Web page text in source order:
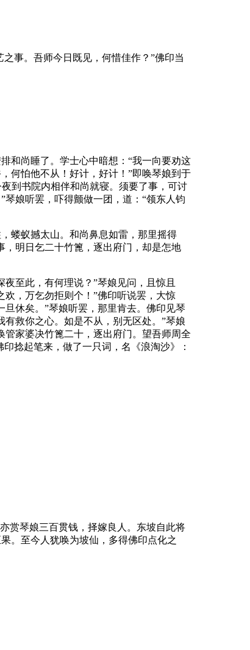
事。吾师今日既见，何惜佳作？”佛印当
和尚睡了。学士心中暗想：“我一向要劝这
何怕他不从！好计，好计！”即唤琴娘到于
到书院内相伴和尚就寝。须要了事，可讨
娘听罢，吓得颤做一团，道：“领东人钧
蝼蚁撼太山。和尚鼻息如雷，那里摇得
明日乞二十竹篦，逐出府门，却是怎地
至此，有何理说？”琴娘见问，且惊且
，万乞勿拒则个！”佛印听说罢，大惊
休矣。”琴娘听罢，那里肯去。佛印见琴
救你之心。如是不从，别无区处。”琴娘
家婆决竹篦二十，逐出府门。望吾师周全
捻起笔来，做了一只词，名《浪淘沙》：
赏琴娘三百贯钱，择嫁良人。东坡自此将
。至今人犹唤为坡仙，多得佛印点化之